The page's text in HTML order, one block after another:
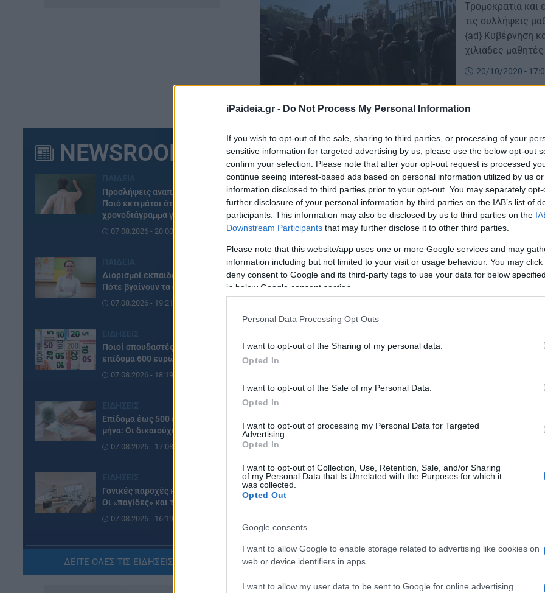
iPaideia.gr - Do Not Process My Personal Information
If you wish to opt-out of the sale, sharing to third parties, or processing of your
sensitive information for targeted advertising by us, please use the below opt-out
confirm your selection. Please note that after your opt-out request is processed
continue seeing interest-based ads based on personal information utilized by us
information disclosed to third parties prior to your opt-out. You may separately
further disclosure of your personal information by third parties on the IAB’s list of
participants. This information may also be disclosed by us to third parties on the
Downstream Participants that may further disclose it to other third parties.
Please note that this website/app uses one or more Google services and may
information including but not limited to your visit or usage behaviour. You may
deny consent to Google and its third-party tags to use your data for below
in below Google consent section.
Personal Data Processing Opt Outs
I want to opt-out of the Sharing of my personal data.
Opted In
I want to opt-out of the Sale of my Personal Data.
Opted In
I want to opt-out of processing my Personal Data for Targeted
Advertising.
Opted In
I want to opt-out of Collection, Use, Retention, Sale, and/or Sharing
of my Personal Data that Is Unrelated with the Purposes for which it
was collected.
Opted Out
Google consents
I want to allow Google to enable storage related to advertising like cookies on
web or device identifiers in apps.
I want to allow my user data to be sent to Google for online advertising
NEWSROOM
Προσλήψεις αναπληρωτών:
Ποιό εκτιμάται ότι θα είναι το
χρονοδιάγραμμα για φέτος
07.08.2026 - 20:00
Διορισμοί εκπαιδευτικών:
Πότε βγαίνουν τα ονόματα
07.08.2026 - 19:21
Ποιοί σπουδαστές θα λάβουν
επίδομα 600 ευρώ
07.08.2026 - 18:19
Επίδομα έως 500 ευρώ τον
μήνα: Οι δικαιούχοι
07.08.2026 - 17:08
Γονικές παροχές και δωρεές:
Οι «παγίδες» και τα λάθη
07.08.2026 - 16:19
ΠΑΙΔΕΙΑ
ΝΕΟ φοιτητικό επίδομα: Για
ποιούς φοιτητές
ΔΕΙΤΕ ΟΛΕΣ ΤΙΣ ΕΙΔΗΣΕΙΣ ΕΔΩ »
Τρομοκρατία και
τις συλλήψεις
{ad} Κυβέρνηση
χιλιάδες
Οκτώβρη, αφού
συμμετοχή
20/10/2020 -
Χρ. Σπίρτζης:
μαθητών»
Δηλώσεις έκανε
Χρήστος
εκπαιδευτικό
λογική του
αποτελέσματα
σημερινή του
20/10/2020 - 11:56
Σφοδρή
Θεσσαλονίκης
στην ΓΑΔΑ από
Αγωνιστική
ανήλικων
19/10/2020 -
ΓΑΔΑ: Ο νέος,
επικοινωνίας